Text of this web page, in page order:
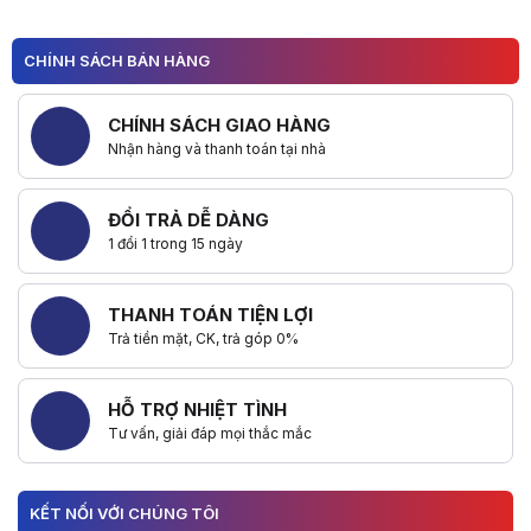
CHÍNH SÁCH BÁN HÀNG
CHÍNH SÁCH GIAO HÀNG
Nhận hàng và thanh toán tại nhà
ĐỔI TRẢ DỄ DÀNG
1 đổi 1 trong 15 ngày
THANH TOÁN TIỆN LỢI
Trả tiền mặt, CK, trả góp 0%
HỖ TRỢ NHIỆT TÌNH
Tư vấn, giải đáp mọi thắc mắc
KẾT NỐI VỚI CHÚNG TÔI